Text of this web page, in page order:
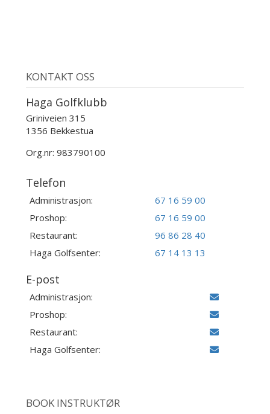
KONTAKT OSS
Haga Golfklubb
Griniveien 315
1356 Bekkestua
Org.nr: 983790100
Telefon
Administrasjon:
67 16 59 00
Proshop:
67 16 59 00
Restaurant:
96 86 28 40
Haga Golfsenter:
67 14 13 13
E-post
Administrasjon:
Proshop:
Restaurant:
Haga Golfsenter:
BOOK INSTRUKTØR